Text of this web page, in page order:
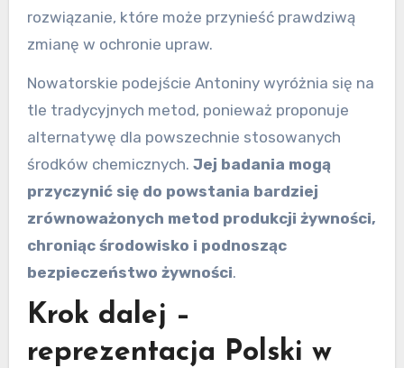
rozwiązanie, które może przynieść prawdziwą
zmianę w ochronie upraw.
Nowatorskie podejście Antoniny wyróżnia się na
tle tradycyjnych metod, ponieważ proponuje
alternatywę dla powszechnie stosowanych
środków chemicznych. Jej badania mogą
przyczynić się do powstania bardziej
zrównoważonych metod produkcji żywności,
chroniąc środowisko i podnosząc
bezpieczeństwo żywności.
Krok dalej –
reprezentacja Polski w